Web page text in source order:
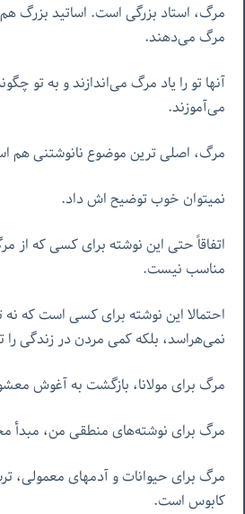
مرگ، استاد بزرگی است. اساتید بزرگ
مرگ می‌دهند.
آنها تو را یاد مرگ می‌اندازند و به تو
می‌آموزند.
مرگ، اصلی ترین موضوع نانوشتنی هم
نمیتوان خوب توضیح اش داد.
اتفاقاً حتی این نوشته برای کسی که از
مناسب نیست.
احتمالا این نوشته برای کسی است که نه
نمی‌هراسد، بلکه کمی مردن در زندگی
مرگ برای مولانا، بازگشت به آغوش
مرگ برای نوشته‌های منطقی من،
مرگ برای حیوانات و آدمهای معمولی،
کابوس است.